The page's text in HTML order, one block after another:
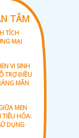
TÂM
TÍCH
MẠI
VI SINH
TRỢ ĐIỀU
MÃN
MEN
TIÊU HÓA:
DỤNG